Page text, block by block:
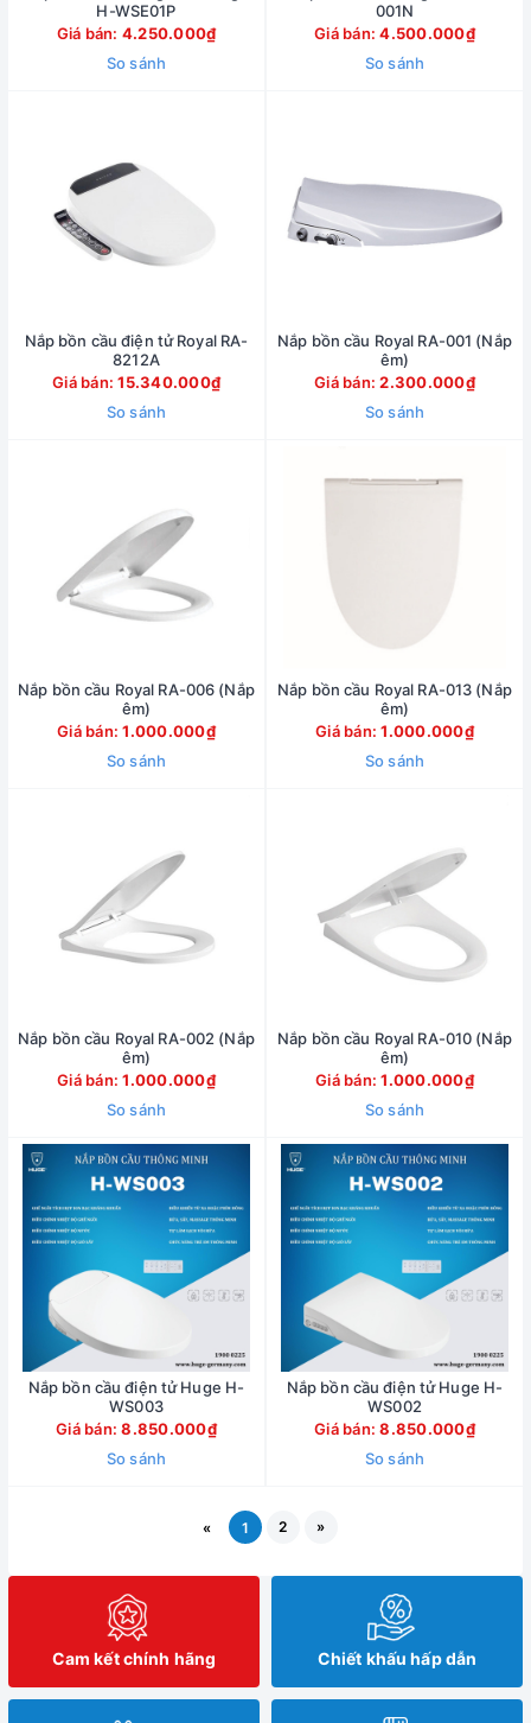
H-WSE01P
Giá bán: 4.250.000₫
So sánh
001N
Giá bán:4.500.000₫
So sánh
Nắp bồn cầu điện tử Royal RA-
8212A
Giá bán:15.340.000₫
So sánh
Nắp bồn cầu Royal RA-001 (Nắp
êm)
Giá bán:2.300.000₫
So sánh
Nắp bồn cầu Royal RA-006 (Nắp
êm)
Giá bán:1.000.000₫
So sánh
Nắp bồn cầu Royal RA-013 (Nắp
êm)
Giá bán:1.000.000₫
So sánh
Nắp bồn cầu Royal RA-002 (Nắp
êm)
Giá bán:1.000.000₫
So sánh
Nắp bồn cầu Royal RA-010 (Nắp
êm)
Giá bán:1.000.000₫
So sánh
Nắp bồn cầu điện tử Huge H-
WS003
Giá bán:8.850.000₫
So sánh
Nắp bồn cầu điện tử Huge H-
WS002
Giá bán:8.850.000₫
So sánh
« 1 2 »
Cam kết chính hãng Chiết khấu hấp dẫn